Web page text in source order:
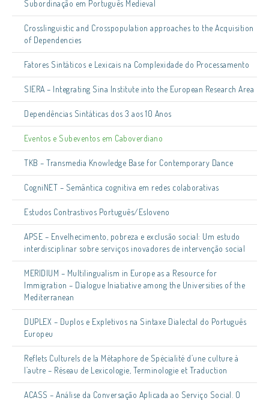
Subordinação em Português Medieval
Crosslinguistic and Crosspopulation approaches to the Acquisition
of Dependencies
Fatores Sintáticos e Lexicais na Complexidade do Processamento
SIERA – Integrating Sina Institute into the European Research Area
Dependências Sintáticas dos 3 aos 10 Anos
Eventos e Subeventos em Caboverdiano
TKB – Transmedia Knowledge Base for Contemporary Dance
CogniNET – Semântica cognitiva em redes colaborativas
Estudos Contrastivos Português/Esloveno
APSE – Envelhecimento, pobreza e exclusão social: Um estudo
interdisciplinar sobre serviços inovadores de intervenção social
MERIDIUM – Multilingualism in Europe as a Resource for
Immigration – Dialogue Iniatiative among the Universities of the
Mediterranean
DUPLEX – Duplos e Expletivos na Sintaxe Dialectal do Português
Europeu
Reflets Culturels de la Métaphore de Spécialité d’une culture à
l’autre – Réseau de Lexicologie, Terminologie et Traduction
ACASS – Análise da Conversação Aplicada ao Serviço Social. O